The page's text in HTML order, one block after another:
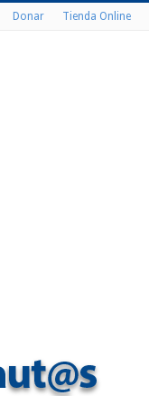
Donar Tienda Online